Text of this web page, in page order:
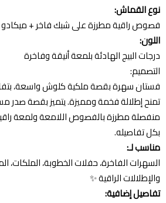
نوع القماش:
فصوص راقية مطرزة على شبك فاخر +
اللون:
درجات البيج الهادئة بلمعة أنيقة وفاخرة
التصميم:
فستان سهرة بقصة ملكية كلوش واسعة،
تمنح إطلالة فخمة ومميزة. يتميز بقصة صدر
منفصلة مطرزة بالفصوص اللامعة ولمعة
بكل تفاصيله.
مناسب لـ:
السهرات الفاخرة، حفلات الخطوبة، الملكات،
والإطلالات الراقية ✨
تفاصيل إضافية: